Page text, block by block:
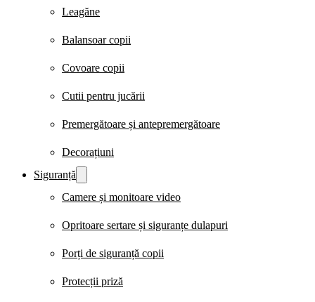
Leagăne
Balansoar copii
Covoare copii
Cutii pentru jucării
Premergătoare și antepremergătoare
Decorațiuni
Siguranță
Camere și monitoare video
Opritoare sertare și siguranțe dulapuri
Porți de siguranță copii
Protecții priză